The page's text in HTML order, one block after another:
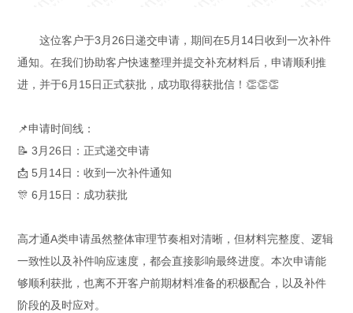
这位客户于3月26日递交申请，期间在5月14日收到一次补件
通知。在我们协助客户快速整理并提交补充材料后，申请顺利推
进，并于6月15日正式获批，成功取得获批信！👏👏👏
📌申请时间线：
📝 3月26日：正式递交申请
📩 5月14日：收到一次补件通知
🎊 6月15日：成功获批
高才通A类申请虽然整体审理节奏相对清晰，但材料完整度、逻辑
一致性以及补件响应速度，都会直接影响最终进度。本次申请能
够顺利获批，也离不开客户前期材料准备的积极配合，以及补件
阶段的及时应对。